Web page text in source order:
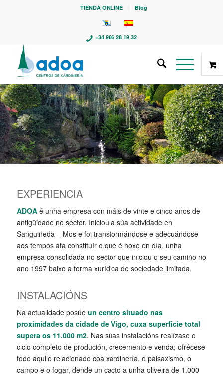
TIENDA ONLINE Blog
+34 986 28 19 32
EXPERIENCIA
ADOAé unha empresa con máis de vinte e cinco anos de
antigüidade no sector. Iniciou a súa actividade en
Sanguiñeda – Mos e foi transformándose e adecuándose
aos tempos ata constituír o que é hoxe en día, unha
empresa consolidada no sector que iniciou o seu camiño no
ano 1997 baixo a forma xurídica de sociedade limitada.
INSTALACIÓNS
Na actualidade posúe un centro situado nas
proximidades da cidade de Vigo, cuxa superficie total
supera os 11.000 m2. Nas súas instalacións realízase o
ciclo completo de produción, crecemento e venda; ofrécese
todo aquilo relacionado coa xardinería, o paisaxismo, o
campo e o fogar, dende un cacto a unha oliveira de 1.000